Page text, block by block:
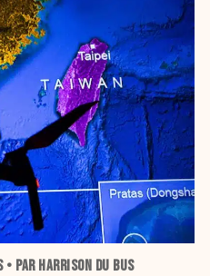
• PAR HARRISON DU BUS